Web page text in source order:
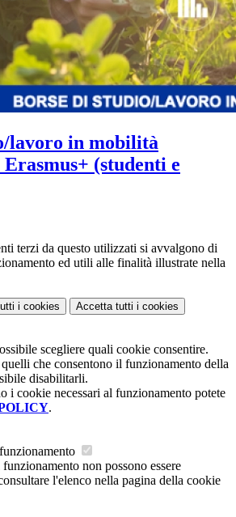
lavoro in mobilità
(studenti e
terzi da questo utilizzati si avvalgono di
ed utili alle finalità illustrate nella
i cookies Accetta tutti i cookies
scegliere quali cookie consentire.
che consentono il funzionamento della
disabilitarli.
i cookie necessari al funzionamento potete
.
non possono essere
l'elenco nella pagina della cookie